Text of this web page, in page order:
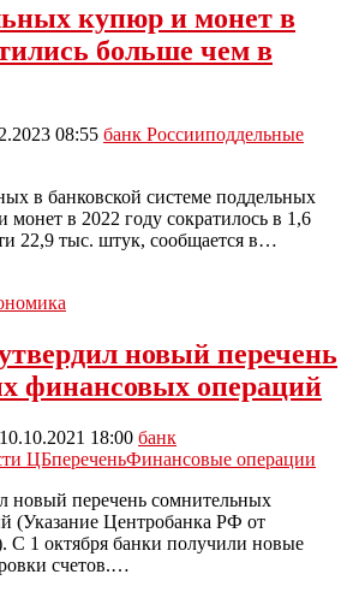
купюр и монет в
больше чем в
08:55 банк Россииподдельные
в банковской системе поддельных
монет в 2022 году сократилось в 1,6
22,9 тыс. штук, сообщается в…
новый перечень
финансовых операций
10.10.2021 18:00 банк
ЦБпереченьФинансовые операции
новый перечень сомнительных
(Указание Центробанка РФ от
С 1 октября банки получили новые
счетов.…